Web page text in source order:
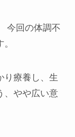
今回の体調不
り療養し、生
、やや広い意